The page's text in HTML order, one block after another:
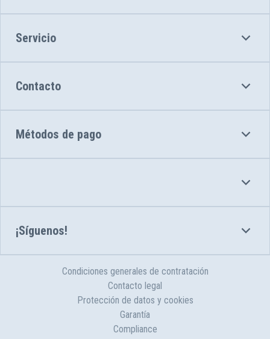
Servicio
Contacto
Métodos de pago
¡Síguenos!
Condiciones generales de contratación
Contacto legal
Protección de datos y cookies
Garantía
Compliance